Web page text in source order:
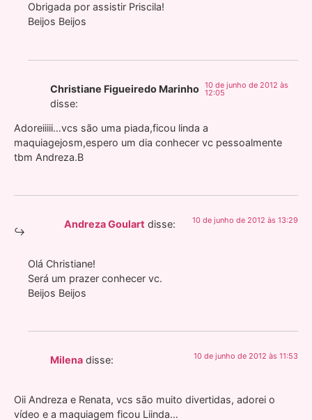
Obrigada por assistir Priscila!
Beijos Beijos
Christiane Figueiredo Marinho
disse:
10 de junho de 2012 às
12:05
Adoreiiiii…vcs são uma piada,ficou linda a
maquiagejosm,espero um dia conhecer vc pessoalmente
tbm Andreza.B
Andreza Goulart disse: 10 de junho de 2012 às 13:29
Olá Christiane!
Será um prazer conhecer vc.
Beijos Beijos
Milena disse: 10 de junho de 2012 às 11:53
Oii Andreza e Renata, vcs são muito divertidas, adorei o
vídeo e a maquiagem ficou Liinda…